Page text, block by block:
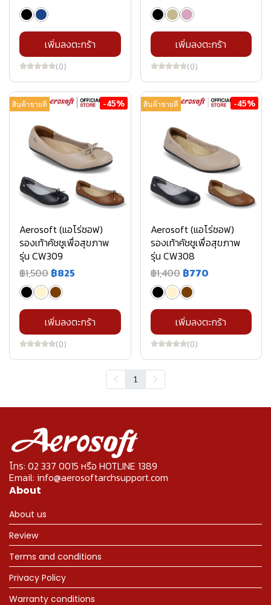
เพิ่มลงตะกร้า
(0)
เพิ่มลงตะกร้า
(0)
สินค้าขายดี -45%
Aerosoft (แอโร่ซอฟ)
รองเท้าคัชชูเพื่อสุขภาพ
รุ่น CW309
฿1,500 ฿825
เพิ่มลงตะกร้า
(0)
สินค้าขายดี -45%
Aerosoft (แอโร่ซอฟ)
รองเท้าคัชชูเพื่อสุขภาพ
รุ่น CW308
฿1,400 ฿770
เพิ่มลงตะกร้า
(0)
1
โทร: 02 337 0015 หรือ HOTLINE 1389
Email: info@aerosoftarchsupport.com
About
About us
Review
Terms and conditions
Privacy Policy
Warranty conditions